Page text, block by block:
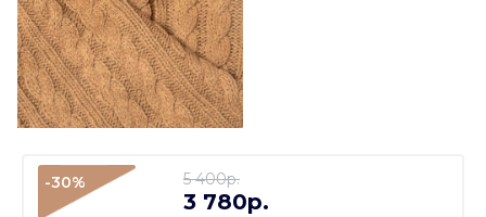
-30% 5 400p.
3 780p.